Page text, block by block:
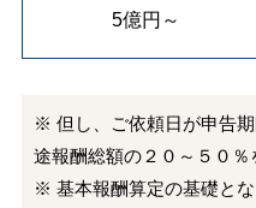
5億円 ～
※ 但し、ご依頼日が申告
途報酬総額の２０～５０％
※ 基本報酬算定の基礎と